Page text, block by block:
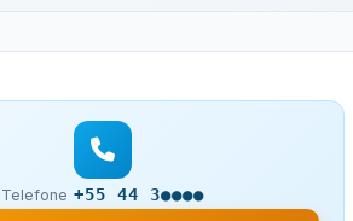
Telefone +55 44 3●●●●